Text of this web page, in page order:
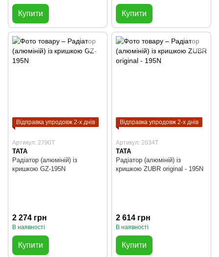
Купити Купити
Відправка упродовж 2-х днів
Артикул: 2790T
TATA
Радіатор (алюміній) із
кришкою GZ-195N
2 274 грн
В наявності
Купити
Відправка упродовж 2-х днів
Артикул: 2034T
TATA
Радіатор (алюміній) із
кришкою ZUBR original - 195N
2 614 грн
В наявності
Купити